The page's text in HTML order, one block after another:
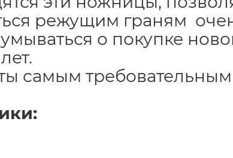
режущим граням
о покупке
самым требовательным